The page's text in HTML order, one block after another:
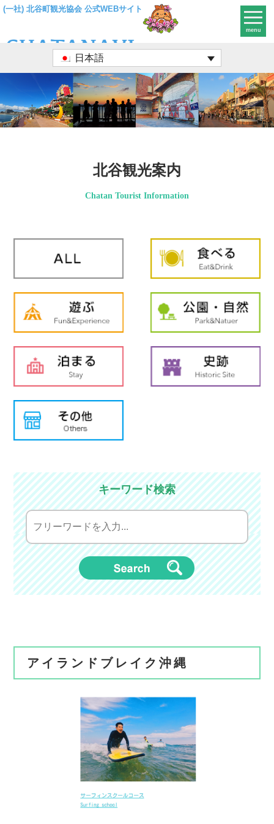
(一社) 北谷町観光協会 公式WEBサイト
日本語
menu
北谷観光案内
Chatan Tourist Information
キーワード検索
アイランドブレイク沖縄